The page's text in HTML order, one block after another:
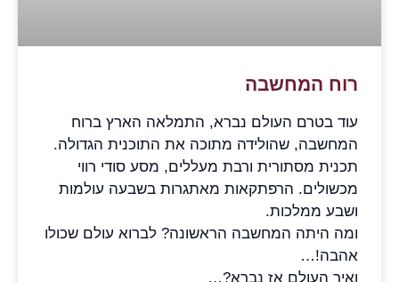
רוח המחשבה
עוד בטרם העולם נברא, התמלאה הארץ ברוח
המחשבה, שהולידה מתוכה את התוכנית הגדולה.
תכנית מסתורית ורבת מעללים, מסע סודי רווי
מכשולים. הרפתקאות מאתגרות בשבעה עולמות
ושבע ממלכות.
ומה היתה המחשבה הראשונה? לברוא עולם שכולו
אהבה!…
ואיך העולם אז נברא?…